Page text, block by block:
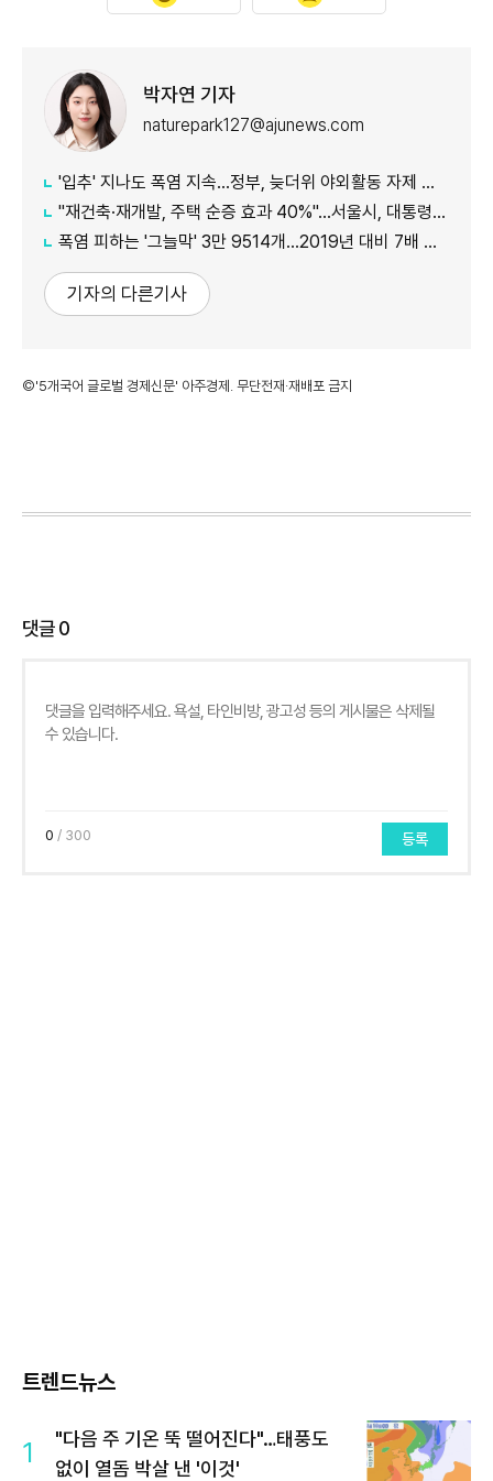
박자연 기자
naturepark127@ajunews.com
'입추' 지나도 폭염 지속...정부, 늦더위 야외활동 자제 당부
"재건축·재개발, 주택 순증 효과 40%"...서울시, 대통령실에 정비사업 '백서' 전달
폭염 피하는 '그늘막' 3만 9514개…2019년 대비 7배 증가
기자의 다른기사
©'5개국어 글로벌 경제신문' 아주경제. 무단전재·재배포 금지
댓글0
0 / 300 등록
트렌드뉴스
1
"다음 주 기온 뚝 떨어진다"…태풍도
없이 열돔 박살 낸 '이것'